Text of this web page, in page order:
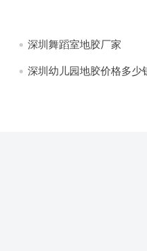
深圳舞蹈室地胶厂家
深圳幼儿园地胶价格多少